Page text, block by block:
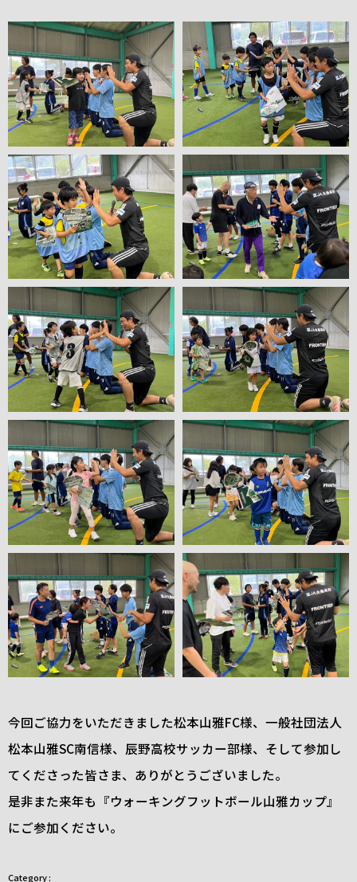
今回ご協力をいただきました松本山雅FC様、一般社団法人
松本山雅SC南信様、辰野高校サッカー部様、そして参加し
てくださった皆さま、ありがとうございました。
是非また来年も『ウォーキングフットボール山雅カップ』
にご参加ください。